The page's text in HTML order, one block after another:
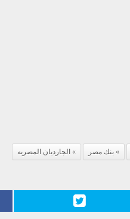
بنك مصر الجارديان المصريه